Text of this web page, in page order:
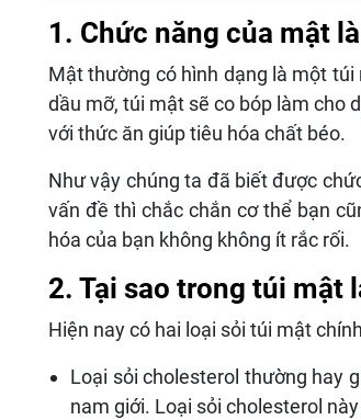
1. Chức năng của mật
Mật thường có hình dạng là một
dầu mỡ, túi mật sẽ co bóp làm cho
với thức ăn giúp tiêu hóa chất béo.
Như vậy chúng ta đã biết được
vấn đề thì chắc chắn cơ thể bạn
hóa của bạn không không ít rắc rối.
2. Tại sao trong túi mật
Hiện nay có hai loại sỏi túi mật
Loại sỏi cholesterol thường hay
nam giới. Loại sỏi cholesterol